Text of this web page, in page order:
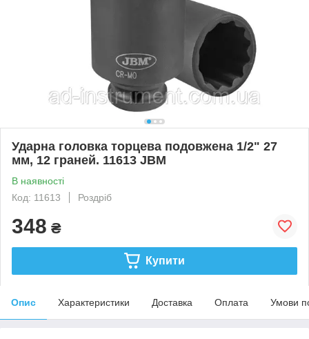
Ударна головка торцева подовжена 1/2" 27
мм, 12 граней. 11613 JBM
В наявності
Код: 11613
Роздріб
348 ₴
Купити
Опис Характеристики Доставка Оплата Умови